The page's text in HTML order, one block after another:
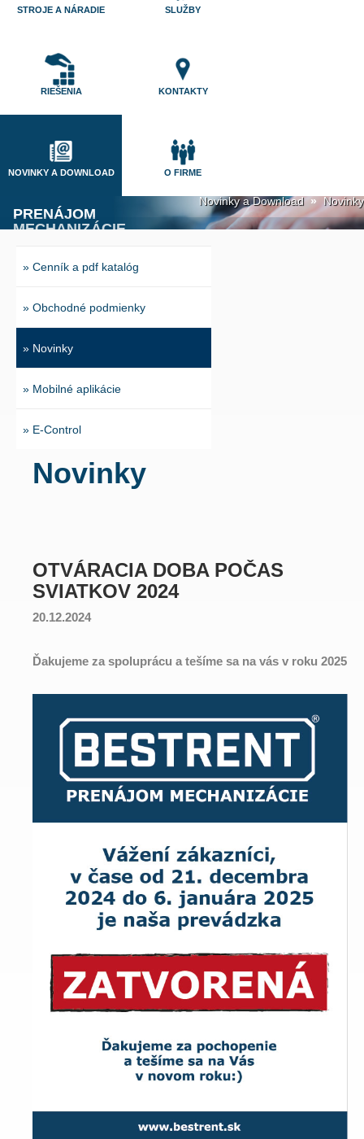
STROJE A NÁRADIE SLUŽBY
RIEŠENIA KONTAKTY
NOVINKY A DOWNLOAD O FIRME
PRENÁJOM
MECHANIZÁCIE
na prenájom alebo predaj. Poskytujeme
špecializované služby a riešenia na mieru
Novinky a Download » Novinky
» Cenník a pdf katalóg
» Obchodné podmienky
» Novinky
» Mobilné aplikácie
» E-Control
Novinky
OTVÁRACIA DOBA POČAS
SVIATKOV 2024
20.12.2024
Ďakujeme za spoluprácu a tešíme sa na vás v roku 2025